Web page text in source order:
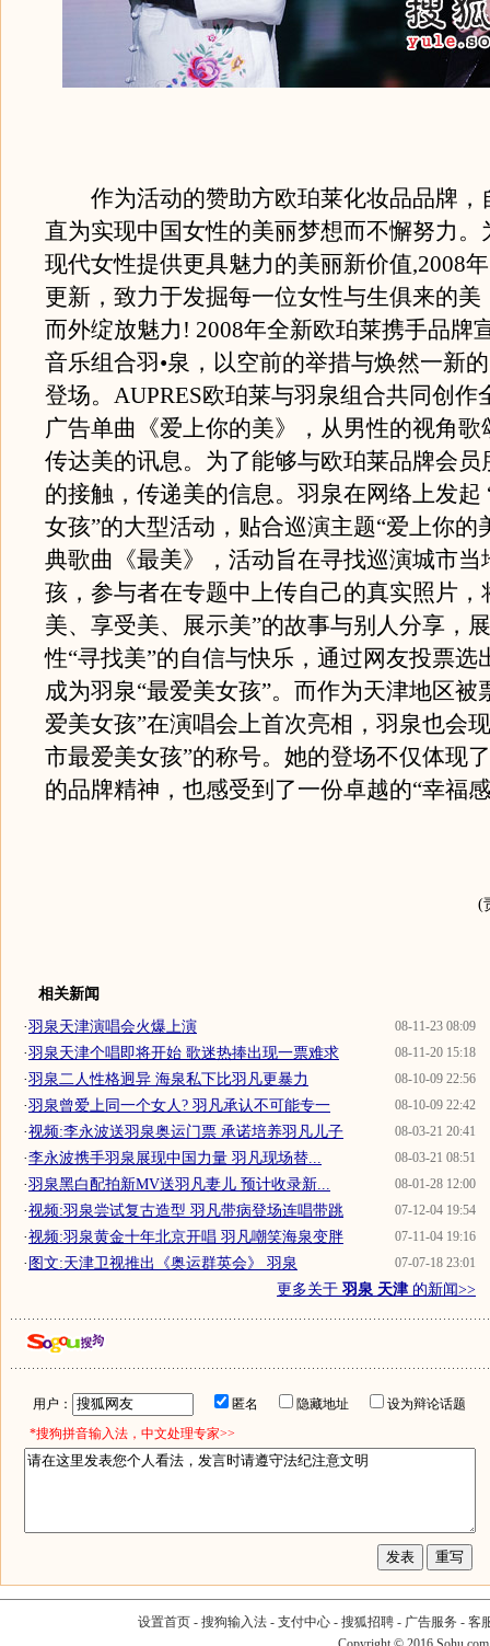
作为活动的赞助方欧珀莱化妆品品牌，
直为实现中国女性的美丽梦想而不懈努力。
现代女性提供更具魅力的美丽新价值,2008
更新，致力于发掘每一位女性与生俱来的美
而外绽放魅力! 2008年全新欧珀莱携手品
音乐组合羽•泉，以空前的举措与焕然一新
登场。AUPRES欧珀莱与羽泉组合共同创作
广告单曲《爱上你的美》，从男性的视角歌
传达美的讯息。为了能够与欧珀莱品牌会员
的接触，传递美的信息。羽泉在网络上发起
女孩”的大型活动，贴合巡演主题“爱上你的
典歌曲《最美》，活动旨在寻找巡演城市当
孩，参与者在专题中上传自己的真实照片，
美、享受美、展示美”的故事与别人分享，
性“寻找美”的自信与快乐，通过网友投票选
成为羽泉“最爱美女孩”。而作为天津地区被
爱美女孩”在演唱会上首次亮相，羽泉也会
市最爱美女孩”的称号。她的登场不仅体现
的品牌精神，也感受到了一份卓越的“幸福
(
相关新闻
08-11-23 08:09
·羽泉天津演唱会火爆上演
08-11-20 15:18
·羽泉天津个唱即将开始 歌迷热捧出现一票难求
08-10-09 22:56
·羽泉二人性格迥异 海泉私下比羽凡更暴力
08-10-09 22:42
·羽泉曾爱上同一个女人? 羽凡承认不可能专一
08-03-21 20:41
·视频:李永波送羽泉奥运门票 承诺培养羽凡儿子
08-03-21 08:51
·李永波携手羽泉展现中国力量 羽凡现场替...
08-01-28 12:00
·羽泉黑白配拍新MV送羽凡妻儿 预计收录新...
07-12-04 19:54
·视频:羽泉尝试复古造型 羽凡带病登场连唱带跳
07-11-04 19:16
·视频:羽泉黄金十年北京开唱 羽凡嘲笑海泉变胖
07-07-18 23:01
·图文:天津卫视推出《奥运群英会》 羽泉
更多关于 羽泉 天津的新闻>>
用户： 匿名 隐藏地址
设为辩论话题
*搜狗拼音输入法，中文处理专家>>
设置首页- 搜狗输入法- 支付中心- 搜狐招聘- 广告服务 - 客